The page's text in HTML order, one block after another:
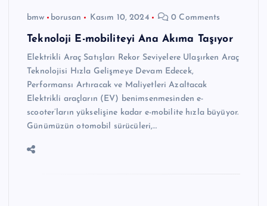
bmw borusan Kasım 10, 2024 0 Comments
Teknoloji E-mobiliteyi Ana Akıma Taşıyor
Elektrikli Araç Satışları Rekor Seviyelere Ulaşırken Araç
Teknolojisi Hızla Gelişmeye Devam Edecek,
Performansı Artıracak ve Maliyetleri Azaltacak
Elektrikli araçların (EV) benimsenmesinden e-
scooter’ların yükselişine kadar e-mobilite hızla büyüyor.
Günümüzün otomobil sürücüleri,…